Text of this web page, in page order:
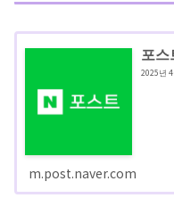
포
2025년
m.post.naver.com